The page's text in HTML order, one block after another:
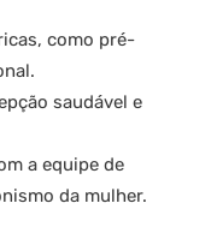
como pré-
saudável e
a equipe de
da mulher.